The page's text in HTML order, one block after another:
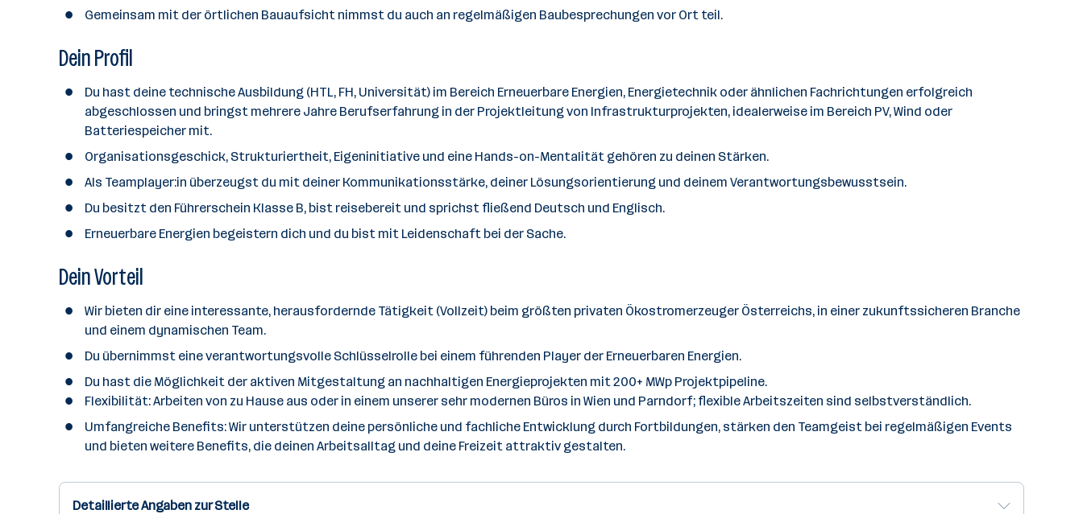
h
Gemeinsam mit der örtlichen Bauaufsicht nimmst du auch an regelmäßigen Baubesprechungen vor Ort teil.
Dein Profil
Du hast deine technische Ausbildung (HTL, FH, Universität) im Bereich Erneuerbare Energien, Energietechnik oder ähnlichen Fachrichtungen erfolgreich
abgeschlossen und bringst mehrere Jahre Berufserfahrung in der Projektleitung von Infrastrukturprojekten, idealerweise im Bereich PV, Wind oder
Batteriespeicher mit.
Organisationsgeschick, Strukturiertheit, Eigeninitiative und eine Hands-on-Mentalität gehören zu deinen Stärken.
Als Teamplayer:in überzeugst du mit deiner Kommunikationsstärke, deiner Lösungsorientierung und deinem Verantwortungsbewusstsein.
Du besitzt den Führerschein Klasse B, bist reisebereit und sprichst fließend Deutsch und Englisch.
Erneuerbare Energien begeistern dich und du bist mit Leidenschaft bei der Sache.
Dein Vorteil
Wir bieten dir eine interessante, herausfordernde Tätigkeit (Vollzeit) beim größten privaten Ökostromerzeuger Österreichs, in einer zukunftssicheren Branche
und einem dynamischen Team.
Du übernimmst eine verantwortungsvolle Schlüsselrolle bei einem führenden Player der Erneuerbaren Energien.
Du hast die Möglichkeit der aktiven Mitgestaltung an nachhaltigen Energieprojekten mit 200+ MWp Projektpipeline.
Flexibilität: Arbeiten von zu Hause aus oder in einem unserer sehr modernen Büros in Wien und Parndorf; flexible Arbeitszeiten sind selbstverständlich.
Umfangreiche Benefits: Wir unterstützen deine persönliche und fachliche Entwicklung durch Fortbildungen, stärken den Teamgeist bei regelmäßigen Events
und bieten weitere Benefits, die deinen Arbeitsalltag und deine Freizeit attraktiv gestalten.
Detaillierte Angaben zur Stelle